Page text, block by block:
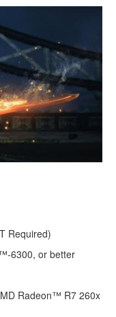
Required)
6300, or better
Radeon™ R7 260x